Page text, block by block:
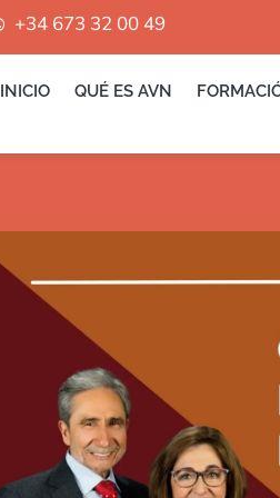
+34 673 32 00 49
INICIO QUÉ ES AVN